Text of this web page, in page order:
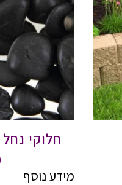
חלוקי נחל
מידע נוסף